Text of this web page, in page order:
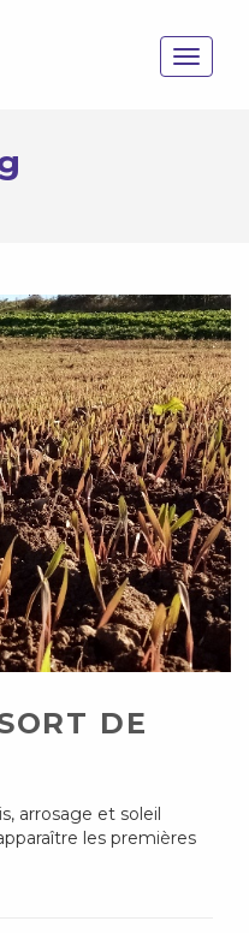
Toggle
DE
arrosage et soleil
les premières